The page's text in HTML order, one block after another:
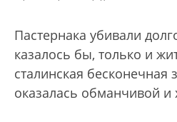
Пастернака убивали
казалось бы, только и
сталинская бесконечная
оказалась обманчивой и